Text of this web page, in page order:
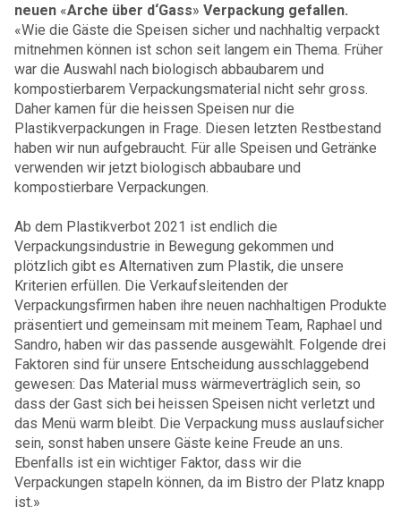
neuen «Arche über d‘Gass» Verpackung gefallen.
«Wie die Gäste die Speisen sicher und nachhaltig verpackt
mitnehmen können ist schon seit langem ein Thema. Früher
war die Auswahl nach biologisch abbaubarem und
kompostierbarem Verpackungsmaterial nicht sehr gross.
Daher kamen für die heissen Speisen nur die
Plastikverpackungen in Frage. Diesen letzten Restbestand
haben wir nun aufgebraucht. Für alle Speisen und Getränke
verwenden wir jetzt biologisch abbaubare und
kompostierbare Verpackungen.
Ab dem Plastikverbot 2021 ist endlich die
Verpackungsindustrie in Bewegung gekommen und
plötzlich gibt es Alternativen zum Plastik, die unsere
Kriterien erfüllen. Die Verkaufsleitenden der
Verpackungsfirmen haben ihre neuen nachhaltigen Produkte
präsentiert und gemeinsam mit meinem Team, Raphael und
Sandro, haben wir das passende ausgewählt. Folgende drei
Faktoren sind für unsere Entscheidung ausschlaggebend
gewesen: Das Material muss wärmeverträglich sein, so
dass der Gast sich bei heissen Speisen nicht verletzt und
das Menü warm bleibt. Die Verpackung muss auslaufsicher
sein, sonst haben unsere Gäste keine Freude an uns.
Ebenfalls ist ein wichtiger Faktor, dass wir die
Verpackungen stapeln können, da im Bistro der Platz knapp
ist.»